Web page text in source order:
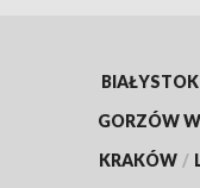
BIAŁYSTOK
GORZÓW
KRAKÓW /